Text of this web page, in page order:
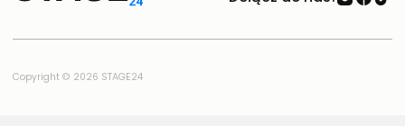
Copyright © 2026 STAGE24